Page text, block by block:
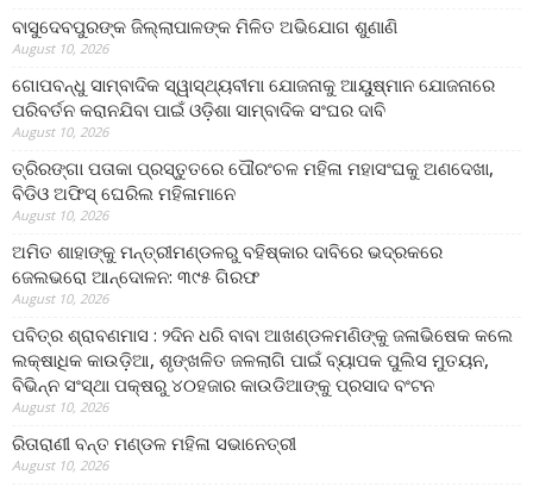
ବାସୁଦେବପୁରଙ୍କ ଜିଲ୍ଲାପାଳଙ୍କ ମିଳିତ ଅଭିଯୋଗ ଶୁଣାଣି
August 10, 2026
ଗୋପବନ୍ଧୁ ସାମ୍ବାଦିକ ସ୍ୱାସ୍ଥ୍ୟବୀମା ଯୋଜନାକୁ ଆୟୁଷ୍ମାନ ଯୋଜନାରେ
ପରିବର୍ତନ କରାନଯିବା ପାଇଁ ଓଡ଼ିଶା ସାମ୍ବାଦିକ ସଂଘର ଦାବି
August 10, 2026
ତ୍ରିରଙ୍ଗା ପତାକା ପ୍ରସ୍ତୁତରେ ପୌରଂଚଳ ମହିଳା ମହାସଂଘକୁ ଅଣଦେଖା,
ବିଡିଓ ଅଫିସ୍ ଘେରିଲ ମହିଳାମାନେ
August 10, 2026
ଅମିତ ଶାହାଙ୍କୁ ମନ୍ତ୍ରୀମଣ୍ଡଳରୁ ବହିଷ୍କାର ଦାବିରେ ଭଦ୍ରକରେ
ଜେଲଭରୋ ଆନ୍ଦୋଳନ: ୩୯୫ ଗିରଫ
August 10, 2026
ପବିତ୍ର ଶ୍ରାବଣମାସ : ୨ଦିନ ଧରି ବାବା ଆଖଣ୍ଡଳମଣିଙ୍କୁ ଜଳାଭିଷେକ କଲେ
ଲକ୍ଷାଧିକ କାଉଡ଼ିଆ, ଶୃଙ୍ଖଳିତ ଜଳଲାଗି ପାଇଁ ବ୍ୟାପକ ପୁଲିସ ମୁତୟନ,
ବିଭିନ୍ନ ସଂସ୍ଥା ପକ୍ଷରୁ ୪୦ହଜାର କାଉଡିଆଙ୍କୁ ପ୍ରସାଦ ବଂଟନ
August 10, 2026
ରିତାରାଣୀ ବନ୍ତ ମଣ୍ଡଳ ମହିଳା ସଭାନେତ୍ରୀ
August 10, 2026